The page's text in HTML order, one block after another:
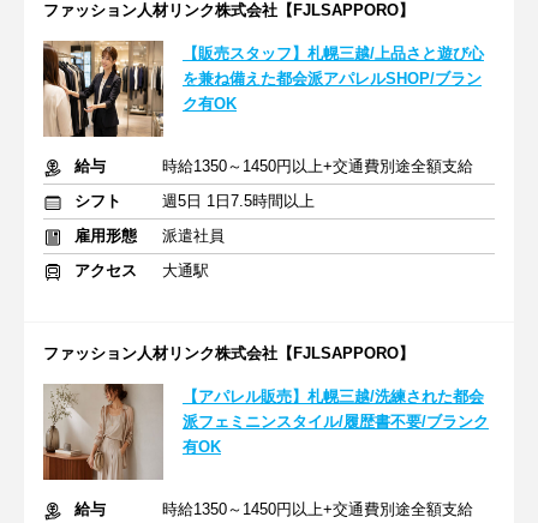
ファッション人材リンク株式会社【FJLSAPPORO】
【販売スタッフ】札幌三越/上品さと遊び心
を兼ね備えた都会派アパレルSHOP/ブラン
ク有OK
給与
時給1350～1450円以上+交通費別途全額支給
シフト
週5日 1日7.5時間以上
雇用形態
派遣社員
アクセス
大通駅
ファッション人材リンク株式会社【FJLSAPPORO】
【アパレル販売】札幌三越/洗練された都会
派フェミニンスタイル/履歴書不要/ブランク
有OK
給与
時給1350～1450円以上+交通費別途全額支給